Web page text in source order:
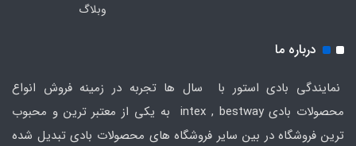
وبلاگ
درباره ما
نمایندگی بادی استور با سال ها تجربه در زمینه فروش انواع
محصولات بادی intex , bestway به یکی از معتبر ترین و محبوب
ترین فروشگاه در بین سایر فروشگاه های محصولات بادی تبدیل شده